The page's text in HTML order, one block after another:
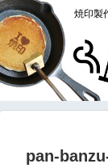
焼印製
pan-